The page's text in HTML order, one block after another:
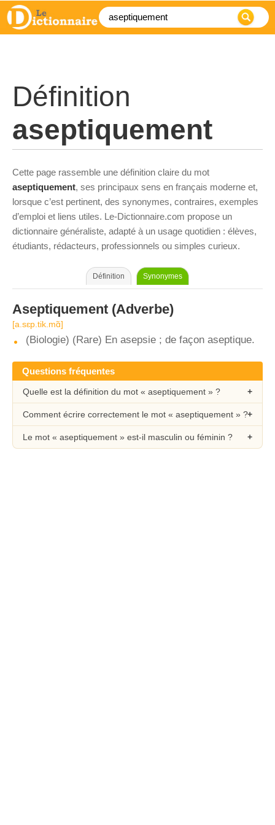
Définition
aseptiquement
Cette page rassemble une définition claire du mot
aseptiquement, ses principaux sens en français moderne et,
lorsque c’est pertinent, des synonymes, contraires, exemples
d’emploi et liens utiles. Le-Dictionnaire.com propose un
dictionnaire généraliste, adapté à un usage quotidien : élèves,
étudiants, rédacteurs, professionnels ou simples curieux.
Définition Synonymes
Aseptiquement (Adverbe)
[a.sɛp.tik.mɑ̃]
(Biologie) (Rare) En asepsie ; de façon aseptique.
Questions fréquentes
Quelle est la définition du mot « aseptiquement » ?
Comment écrire correctement le mot « aseptiquement » ?
Le mot « aseptiquement » est-il masculin ou féminin ?